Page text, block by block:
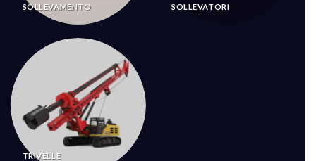
SOLLEVAMENTO SOLLEVATORI
TRIVELLE